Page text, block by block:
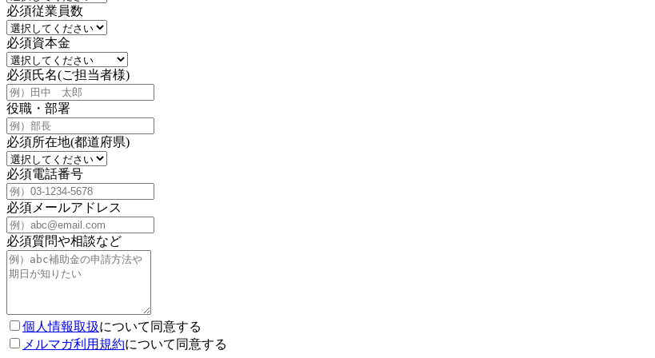
必須従業員数
必須資本金
必須氏名(ご担当者様)
役職・部署
必須所在地(都道府県)
必須電話番号
必須 メールアドレス
必須質問や相談など
個人情報取扱について同意する
メルマガ利用規約について同意する